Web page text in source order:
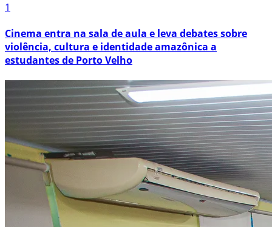
1
Cinema entra na sala de aula e leva debates sobre
violência, cultura e identidade amazônica a
estudantes de Porto Velho